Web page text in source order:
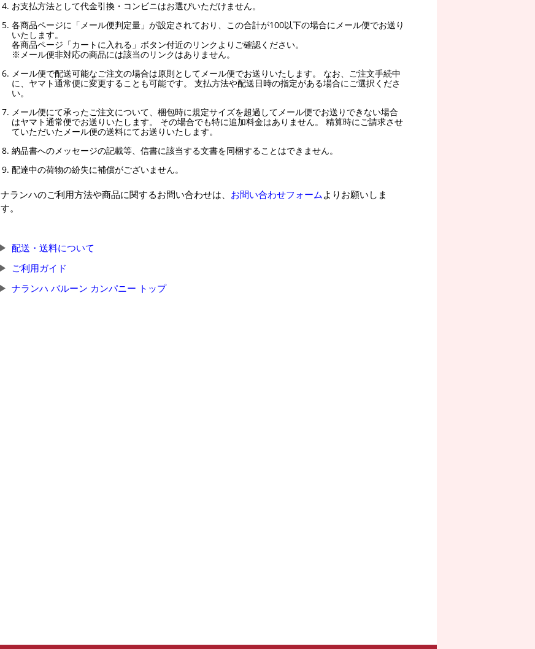
お支払方法として代金引換・コンビニはお選びいただけません。
各商品ページに「メール便判定量」が設定されており、この合計が100以下の場合にメール便でお送り
いたします。
各商品ページ「カートに入れる」ボタン付近のリンクよりご確認ください。
※メール便非対応の商品には該当のリンクはありません。
メール便で配送可能なご注文の場合は原則としてメール便でお送りいたします。 なお、ご注文手続中
に、ヤマト通常便に変更することも可能です。 支払方法や配送日時の指定がある場合にご選択くださ
い。
メール便にて承ったご注文について、梱包時に規定サイズを超過してメール便でお送りできない場合
はヤマト通常便でお送りいたします。 その場合でも特に追加料金はありません。 精算時にご請求させ
ていただいたメール便の送料にてお送りいたします。
納品書へのメッセージの記載等、信書に該当する文書を同梱することはできません。
配達中の荷物の紛失に補償がございません。
ナランハのご利用方法や商品に関するお問い合わせは、 お問い合わせフォームよりお願いしま
す。
配送・送料について
ご利用ガイド
ナランハ バルーン カンパニー トップ